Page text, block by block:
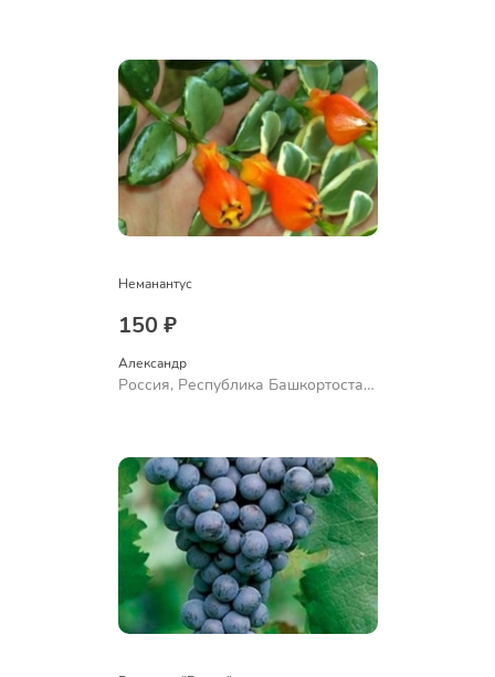
Неманантус
150 ₽
Александр
Россия, Республика Башкортостан,